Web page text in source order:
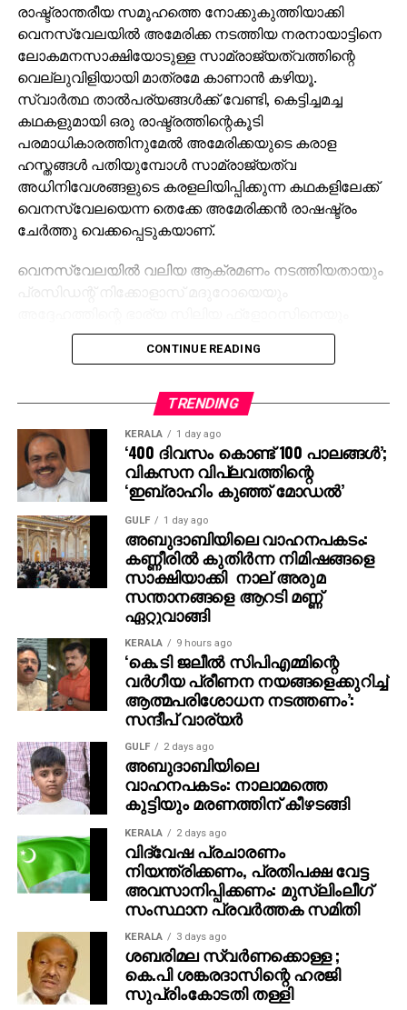
രാഷ്ട്രാന്തരീയ സമൂഹത്തെ നോക്കുകുത്തിയാക്കി
വെനസ്വേലയില്‍ അമേരിക്ക നടത്തിയ നരനായാട്ടിനെ
ലോകമനസാക്ഷിയോടുള്ള സാമ്രാജ്യത്വത്തിന്റെ
വെല്ലുവിളിയായി മാത്രമേ കാണാന്‍ കഴിയൂ.
സ്വാര്‍ത്ഥ താല്‍പര്യങ്ങള്‍ക്ക് വേണ്ടി, കെട്ടിച്ചമച്ച
കഥകളുമായി ഒരു രാഷ്ട്രത്തിന്റെകൂടി
പരമാധികാരത്തിനുമേല്‍ അമേരിക്കയുടെ കരാള
ഹസ്തങ്ങള്‍ പതിയുമ്പോള്‍ സാമ്രാജ്യത്വ
അധിനിവേശങ്ങളുടെ കരളലിയിപ്പിക്കുന്ന കഥകളിലേക്ക്
വെനസ്വേലയെന്ന തെക്കേ അമേരിക്കന്‍ രാഷഷ്ട്രം
ചേര്‍ത്തു വെക്കപ്പെടുകയാണ്.
വെനസ്വേലയില്‍ വലിയ ആക്രമണം നടത്തിയതായും
പ്രസിഡന്റ് നിക്കോളാസ് മദുറോയെയും
പിടികൂ ടിയതായും യു.എസ് പ്രസിഡന്റ് ഡൊണാള്‍ഡ്
ട്രംപ് തന്നെ സാമൂഹ്യ മാധ്യമങ്ങളിലൂടെ
അവരൊഴികെയുള്ള ലോകരാജ്യങ്ങളെ ഒന്നടങ്കമാണ്.
വെനസ്വേലന്‍ തലസ്ഥാനമായ കാരക്കാസില്‍
ഉള്‍പ്പെടെ ഏഴിടങ്ങളില്‍ സ്‌ഫോടനങ്ങള്‍ നടത്തുകയും
ആക്രമണത്തിന് പിന്നാലെ രാജ്യത്ത് ദേശീയ
അടിയന്തരാവസ്ഥ പ്രഖ്യാപിക്കുകയും ചെയ്യുമ്പോള്‍
നല്‍കിയത് എന്ന ചോദ്യമാണ് ലോകം ഉയര്‍ത്തുന്നത്.
അധികാരത്തിലെത്തിയതുമുതല്‍ ‘അമേരിക്ക ആദ്യം’
എന്ന മുദ്രാവാക്യവുമായി ട്രംപ്
നടത്തിക്കൊണ്ടിരിക്കുന്ന നീക്കങ്ങള്‍ ലോകത്തിന്റെ
സന്തുലിതാവസ്ഥയെ തന്നെ തകിടംമറിക്കാന്‍
പര്യാപ്തമായതരത്തിലുള്ളതാണ്. അപകടകരമായ ആ
നീക്കങ്ങള്‍ക്കു മുന്നില്‍ വന്‍ശക്തികള്‍ എ
ന്നവകാശപ്പെടുന്നവര്‍ സ്വീകരിച്ചുകൊണ്ടിരിക്കുന്ന
പ്രോത്സാഹനാജനകമായ മൗനംകൂടിച്ചേര്‍ന്നപ്പോള്‍
സാമ്രാജ്യത്വം അതിന്റെ ദംഷ്ട്രകള്‍ കൂടുതല്‍
പുറത്തുകാണിച്ചു കൊണ്ടരിക്കുകയാണ്.
അമേരിക്ക നടത്തിയിട്ടുള്ള അധിനിവേശങ്ങള്‍ക്കു
പിന്നിലെല്ലാം ഒളിയജണ്ടകളുണ്ടായിരുന്നുവെന്നത്
ചരിത്രപരമായ വസ്തുതയാണ്. വിയറ്റ്‌നാമിലായാലും,
ഇറാഖിലായായാലും, അഫ്ഗാനിസ്താനിലായാലും,
ഇസ്രാഈലിനെ മുന്നില്‍ നിര്‍ത്തി ഫലസ്തീനില്‍
നടത്തിക്കൊണ്ടിരിക്കുന്നതിലായാലും രാഷ്ട്രീയവും
സാമ്പത്തികവും സൈനികവുമായ താല്‍പര്യങ്ങള്‍
അതിലെല്ലാം പ്രകടമാണ്. അവയില്‍
മഹാഭൂരിപക്ഷവുമാകട്ടേ എണ്ണയില്‍ കണ്ണുനട്ടുള്ള തും.
സെപ്തംബര്‍ 11 ഭീകരാക്രമണത്തിന്റെ പേരില്‍
CONTINUE READING
TRENDING
KERALA 1 day ago
‘400 ദിവസം കൊണ്ട് 100 പാലങ്ങള്‍’;
വികസന വിപ്ലവത്തിന്റെ
‘ഇബ്രാഹിം കുഞ്ഞ് മോഡല്‍’
GULF 1 day ago
അബുദാബിയിലെ വാഹനപകടം:
കണ്ണീരില്‍ കുതിര്‍ന്ന നിമിഷങ്ങളെ
സാക്ഷിയാക്കി നാല് അരുമ
സന്താനങ്ങളെ ആറടി മണ്ണ്
ഏറ്റുവാങ്ങി
KERALA 9 hours ago
‘കെ.ടി ജലീല്‍ സിപിഎമ്മിന്റെ
വര്‍ഗീയ പ്രീണന നയങ്ങളെക്കുറിച്ച്
ആത്മപരിശോധന നടത്തണം’:
സന്ദീപ് വാര്യര്‍
GULF 2 days ago
അബുദാബിയിലെ
വാഹനപകടം: നാലാമത്തെ
കുട്ടിയും മരണത്തിന് കീഴടങ്ങി
KERALA 2 days ago
വിദ്വേഷ പ്രചാരണം
നിയന്ത്രിക്കണം, പ്രതിപക്ഷ വേട്ട
അവസാനിപ്പിക്കണം: മുസ്‌ലിംലീഗ്
സംസ്ഥാന പ്രവർത്തക സമിതി
KERALA 3 days ago
ശബരിമല സ്വര്‍ണക്കൊള്ള ;
കെ.പി ശങ്കരദാസിന്റെ ഹരജി
സുപ്രിംകോടതി തള്ളി